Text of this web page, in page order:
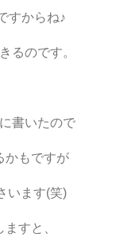
すからね♪
るのです。
書いたので
かもですが
います(笑)
すと、